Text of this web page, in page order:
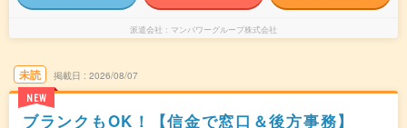
派遣会社 マンパワーグループ株式会社
未読
NEW
掲載日 2026/08/07
ブランクもOK！【信金で窓口＆後方事務】